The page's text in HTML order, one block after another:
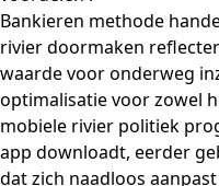
Bankieren methode
rivier doormaken
waarde voor onderweg
optimalisatie voor zowel
mobiele rivier politiek
app downloadt, eerder
dat zich naadloos